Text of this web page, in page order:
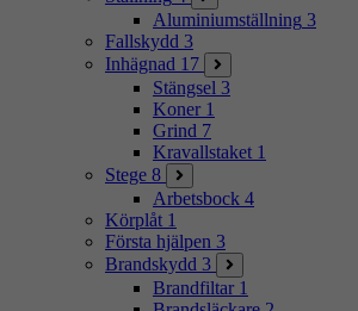
Aluminiumställning 3
Fallskydd 3
Inhägnad 17
Stängsel 3
Koner 1
Grind 7
Kravallstaket 1
Stege 8
Arbetsbock 4
Körplåt 1
Första hjälpen 3
Brandskydd 3
Brandfiltar 1